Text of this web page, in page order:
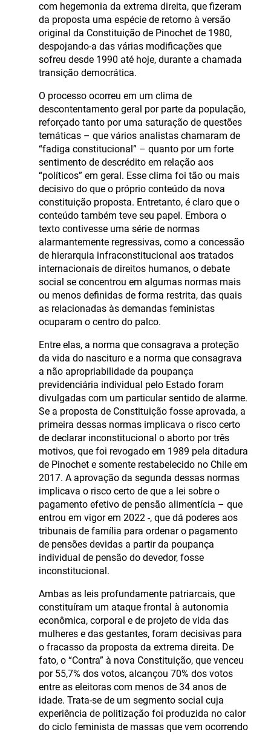
com hegemonia da extrema direita, que fizeram
da proposta uma espécie de retorno à versão
original da Constituição de Pinochet de 1980,
despojando-a das várias modificações que
sofreu desde 1990 até hoje, durante a chamada
transição democrática.
O processo ocorreu em um clima de
descontentamento geral por parte da população,
reforçado tanto por uma saturação de questões
temáticas – que vários analistas chamaram de
“fadiga constitucional” – quanto por um forte
sentimento de descrédito em relação aos
“políticos” em geral. Esse clima foi tão ou mais
decisivo do que o próprio conteúdo da nova
constituição proposta. Entretanto, é claro que o
conteúdo também teve seu papel. Embora o
texto contivesse uma série de normas
alarmantemente regressivas, como a concessão
de hierarquia infraconstitucional aos tratados
internacionais de direitos humanos, o debate
social se concentrou em algumas normas mais
ou menos definidas de forma restrita, das quais
as relacionadas às demandas feministas
ocuparam o centro do palco.
Entre elas, a norma que consagrava a proteção
da vida do nascituro e a norma que consagrava
a não apropriabilidade da poupança
previdenciária individual pelo Estado foram
divulgadas com um particular sentido de alarme.
Se a proposta de Constituição fosse aprovada, a
primeira dessas normas implicava o risco certo
de declarar inconstitucional o aborto por três
motivos, que foi revogado em 1989 pela ditadura
de Pinochet e somente restabelecido no Chile em
2017. A aprovação da segunda dessas normas
implicava o risco certo de que a lei sobre o
pagamento efetivo de pensão alimentícia – que
entrou em vigor em 2022 -, que dá poderes aos
tribunais de família para ordenar o pagamento
de pensões devidas a partir da poupança
individual de pensão do devedor, fosse
inconstitucional.
Ambas as leis profundamente patriarcais, que
constituíram um ataque frontal à autonomia
econômica, corporal e de projeto de vida das
mulheres e das gestantes, foram decisivas para
o fracasso da proposta da extrema direita. De
fato, o “Contra” à nova Constituição, que venceu
por 55,7% dos votos, alcançou 70% dos votos
entre as eleitoras com menos de 34 anos de
idade. Trata-se de um segmento social cuja
experiência de politização foi produzida no calor
do ciclo feminista de massas que vem ocorrendo